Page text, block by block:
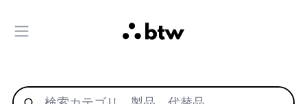
メインメニューを開く